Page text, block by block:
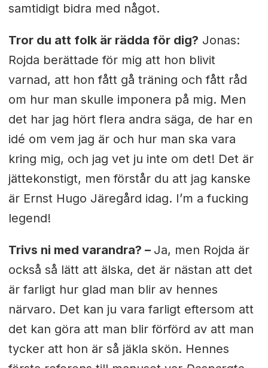
samtidigt bidra med något.
Tror du att folk är rädda för dig? Jonas:
Rojda berättade för mig att hon blivit
varnad, att hon fått gå träning och fått råd
om hur man skulle imponera på mig. Men
det har jag hört flera andra säga, de har en
idé om vem jag är och hur man ska vara
kring mig, och jag vet ju inte om det! Det är
jättekonstigt, men förstår du att jag kanske
är Ernst Hugo Järegård idag. I’m a fucking
legend!
Trivs ni med varandra? – Ja, men Rojda är
också så lätt att älska, det är nästan att det
är farligt hur glad man blir av hennes
närvaro. Det kan ju vara farligt eftersom att
det kan göra att man blir förförd av att man
tycker att hon är så jäkla skön. Hennes